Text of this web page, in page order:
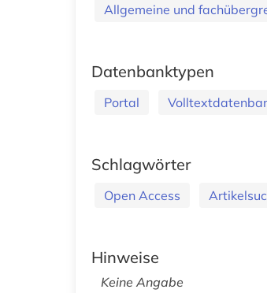
Allgemeine und
Datenbanktypen
Portal
Schlagwörter
Open Access
Hinweise
Keine Angabe